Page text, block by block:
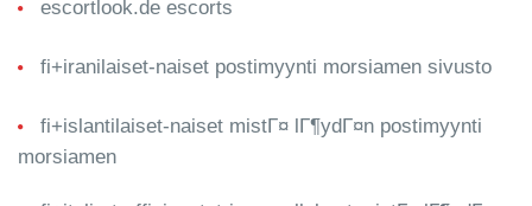
escortlook.de escorts
fi+iranilaiset-naiset postimyynti morsiamen sivusto
fi+islantilaiset-naiset mistГ¤ lГ¶ydГ¤n postimyynti
morsiamen